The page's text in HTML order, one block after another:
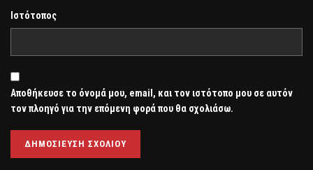
Ιστότοπος
Αποθήκευσε το όνομά μου, email, και τον ιστότοπο μου σε αυτόν
τον πλοηγό για την επόμενη φορά που θα σχολιάσω.